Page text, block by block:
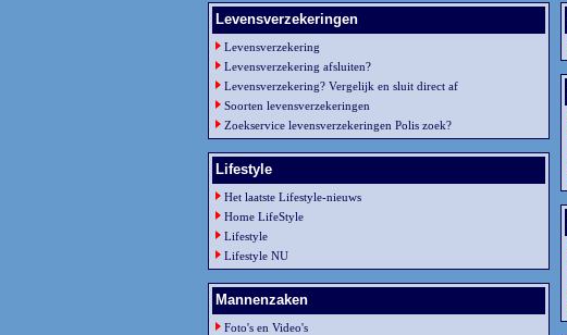
Levensverzekeringen
Levensverzekering
Levensverzekering afsluiten?
Levensverzekering? Vergelijk en sluit direct af
Soorten levensverzekeringen
Zoekservice levensverzekeringen Polis zoek?
Lifestyle
Het laatste Lifestyle-nieuws
Home LifeStyle
Lifestyle
Lifestyle NU
Mannenzaken
Foto's en Video's